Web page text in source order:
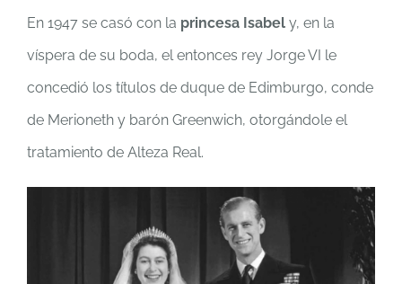
En 1947 se casó con la princesa Isabel y, en la
víspera de su boda, el entonces rey Jorge VI le
concedió los títulos de duque de Edimburgo, conde
de Merioneth y barón Greenwich, otorgándole el
tratamiento de Alteza Real.